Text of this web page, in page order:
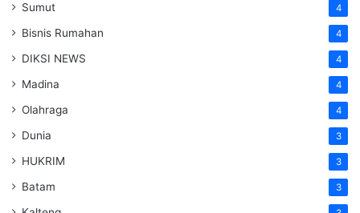
Sumut 4
Bisnis Rumahan 4
DIKSI NEWS 4
Madina 4
Olahraga 4
Dunia 3
HUKRIM 3
Batam 3